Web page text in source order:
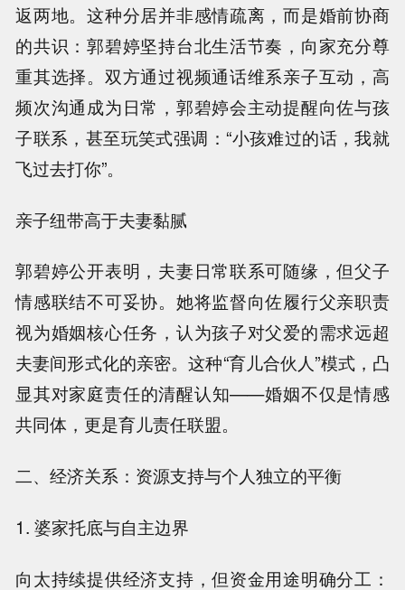
返两地。这种分居并非感情疏离，而是婚前协商
的共识：郭碧婷坚持台北生活节奏，向家充分尊
重其选择。双方通过视频通话维系亲子互动，高
频次沟通成为日常，郭碧婷会主动提醒向佐与孩
子联系，甚至玩笑式强调：“小孩难过的话，我就
飞过去打你”。
亲子纽带高于夫妻黏腻
郭碧婷公开表明，夫妻日常联系可随缘，但父子
情感联结不可妥协。她将监督向佐履行父亲职责
视为婚姻核心任务，认为孩子对父爱的需求远超
夫妻间形式化的亲密。这种“育儿合伙人”模式，凸
显其对家庭责任的清醒认知——婚姻不仅是情感
共同体，更是育儿责任联盟。
二、经济关系：资源支持与个人独立的平衡
1. 婆家托底与自主边界
向太持续提供经济支持，但资金用途明确分工：